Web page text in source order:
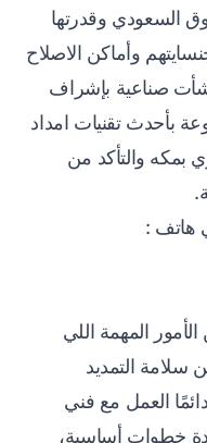
السعودي وقدرتها
وأماكن الاصلاح
صناعية بإشراف
بأحدث تقنيات امداد
بمكه والتأكد من
هاتف :
المهمة اللي
سلامة التمديد
العمل مع فني
خطوات أساسية،